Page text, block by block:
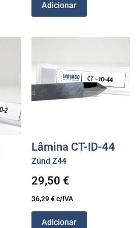
Adicionar
Lâmina CT-ID-44
Zünd Z44
29,50 €
36,29€c/IVA
Adicionar